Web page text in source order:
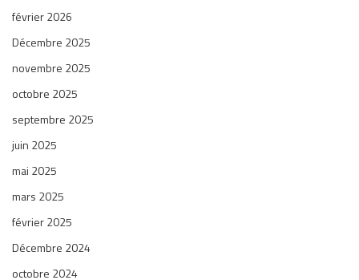
février 2026
Décembre 2025
novembre 2025
octobre 2025
septembre 2025
juin 2025
mai 2025
mars 2025
février 2025
Décembre 2024
octobre 2024